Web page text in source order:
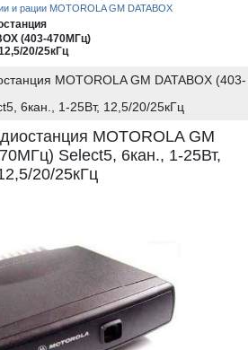
и рации MOTOROLA GM DATABOX
(403-470МГц)
20/25кГц
MOTOROLA GM DATABOX (403-
6кан., 1-25Вт, 12,5/20/25кГц
MOTOROLA GM
Select5, 6кан., 1-25Вт,
20/25кГц